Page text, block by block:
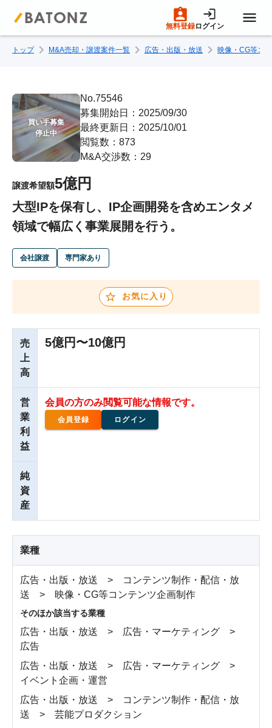
無料登録ログイン
トップページ
M&A案件一覧
売りたい方へ
買いたい方へ
成約事例
M&A専門家の方へ
トップ M&A売却・譲渡案件一覧 広告・出版・放送 映像・CG等コ
買い手募集
停止中
No.75546
募集開始日：2025/09/30
最終更新日：2025/10/01
閲覧数：873
M&A交渉数：29
譲渡希望額5億円
大型IPを保有し、IP企画開発を含めエンタメ
領域で幅広く事業展開を行う。
会社譲渡 専門家あり
お気に入り
売
上
高
5億円〜10億円
営
業
利
益
会員の方のみ閲覧可能な情報です。
会員登録 ログイン
純
資
産
業種
広告・出版・放送 > コンテンツ制作・配信・放
送 > 映像・CG等コンテンツ企画制作
そのほか該当する業種
広告・出版・放送 > 広告・マーケティング >
広告
広告・出版・放送 > 広告・マーケティング >
イベント企画・運営
広告・出版・放送 > コンテンツ制作・配信・放
送 > 芸能プロダクション